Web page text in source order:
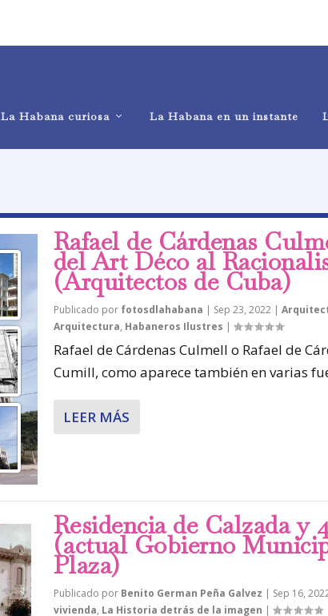
La Habana curiosa La Habana en un instante
Rafael de Cárdenas
del Art Déco al
(Arquitectos de Cuba)
Publicado por fotosdlahabana | Sep 23, 2022|
Arquitectura, Habaneros Ilustres |
Rafael de Cárdenas Culmell o Rafael de
Cumill, como aparece también en varias
LEER MÁS
Residencia de Calzada y
(actual Gobierno
Plaza)
Publicado por Benito German Peña Galvez | Sep 16,
vivienda, La Historia detrás de la imagen |